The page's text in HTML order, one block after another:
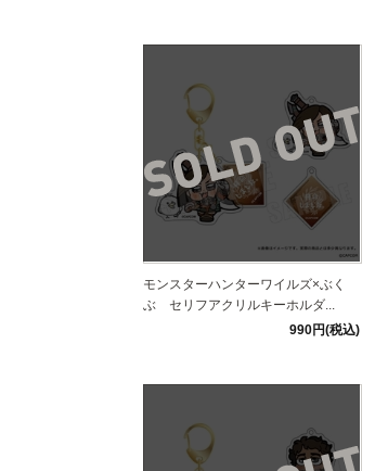
モンスターハンターワイルズ×ぶく
ぶ セリフアクリルキーホルダ...
990円(税込)